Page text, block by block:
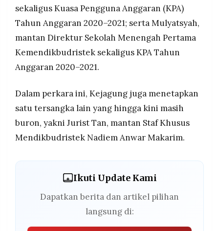
sekaligus Kuasa Pengguna Anggaran (KPA)
Tahun Anggaran 2020–2021; serta Mulyatsyah,
mantan Direktur Sekolah Menengah Pertama
Kemendikbudristek sekaligus KPA Tahun
Anggaran 2020–2021.
Dalam perkara ini, Kejagung juga menetapkan
satu tersangka lain yang hingga kini masih
buron, yakni Jurist Tan, mantan Staf Khusus
Mendikbudristek Nadiem Anwar Makarim.
Ikuti Update Kami
Dapatkan berita dan artikel pilihan
langsung di: